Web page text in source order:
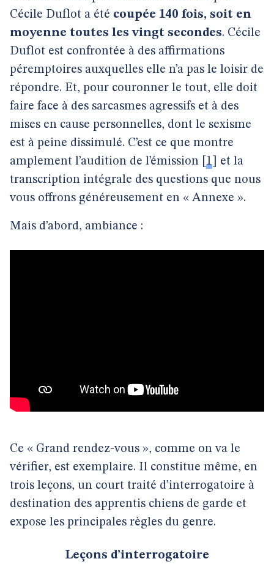
Cécile Duflot a été coupée 140 fois, soit en
moyenne toutes les vingt secondes. Cécile
Duflot est confrontée à des affirmations
péremptoires auxquelles elle n’a pas le loisir de
répondre. Et, pour couronner le tout, elle doit
faire face à des sarcasmes agressifs et à des
mises en cause personnelles, dont le sexisme
est à peine dissimulé. C’est ce que montre
amplement l’audition de l’émission 1
et la
transcription intégrale des questions que nous
vous offrons généreusement en « Annexe ».
Mais d’abord, ambiance :
Ce « Grand rendez-vous », comme on va le
vérifier, est exemplaire. Il constitue même, en
trois leçons, un court traité d’interrogatoire à
destination des apprentis chiens de garde et
expose les principales règles du genre.
Leçons d’interrogatoire